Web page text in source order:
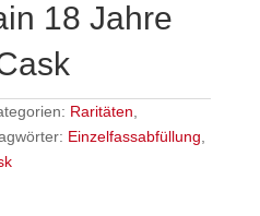
18 Jahre
Raritäten
Einzelfassabfüllung